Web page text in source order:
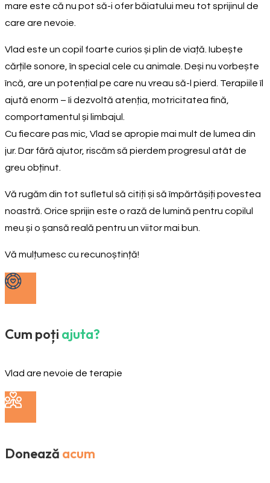
mare este că nu pot să-i ofer băiatului meu tot sprijinul de
care are nevoie.
Vlad este un copil foarte curios și plin de viață. Iubește
cărțile sonore, în special cele cu animale. Deși nu vorbește
încă, are un potențial pe care nu vreau să-l pierd. Terapiile îl
ajută enorm – îi dezvoltă atenția, motricitatea fină,
comportamentul și limbajul.
Cu fiecare pas mic, Vlad se apropie mai mult de lumea din
jur. Dar fără ajutor, riscăm să pierdem progresul atât de
greu obținut.
Vă rugăm din tot sufletul să citiți și să împărtășiți povestea
noastră. Orice sprijin este o rază de lumină pentru copilul
meu și o șansă reală pentru un viitor mai bun.
Vă mulțumesc cu recunoștință!
Cum poți ajuta?
Vlad are nevoie de terapie
Donează acum